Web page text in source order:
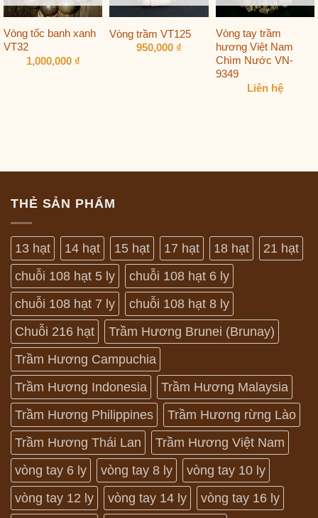
Vòng tốc banh xanh
VT32
1,000,000 ₫
Vòng trầm VT125
950,000 ₫
Vòng tay trầm
hương Việt Nam
Chìm Nước VN-
9349
Liên hệ
THẺ SẢN PHẨM
13 hạt 14 hạt 15 hạt 17 hạt 18 hạt
21 hạt
chuỗi 108 hạt 5 ly
chuỗi 108 hạt 6 ly
chuỗi 108 hạt 7 ly
chuỗi 108 hạt 8 ly
Chuỗi 216 hạt
Trầm Hương Brunei (Brunay)
Trầm Hương Campuchia
Trầm Hương Indonesia
Trầm Hương Malaysia
Trầm Hương Philippines
Trầm Hương rừng Lào
Trầm Hương Thái Lan
Trầm Hương Việt Nam
vòng tay 6 ly
vòng tay 8 ly
vòng tay 10 ly
vòng tay 12 ly
vòng tay 14 ly
vòng tay 16 ly